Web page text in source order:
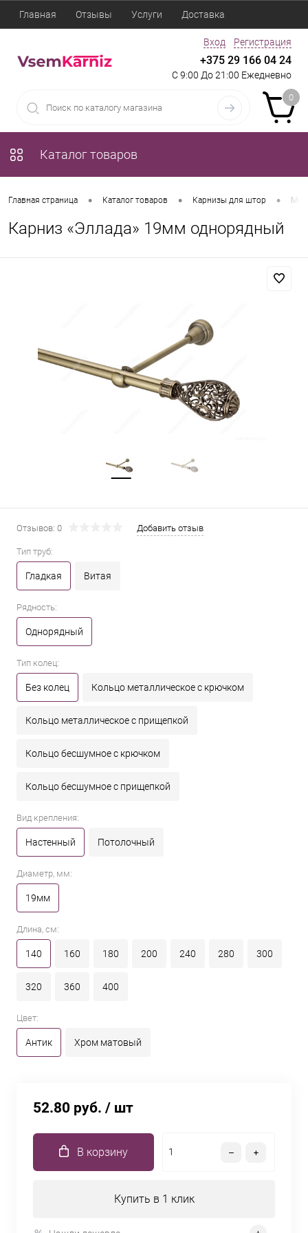
Главная Отзывы Услуги Доставка
Вход Регистрация
+375 29 166 04 24
С 9:00 До 21:00 Ежедневно
0
Каталог товаров
Главная страница • Каталог товаров • Карнизы для штор •
Карниз «Эллада» 19мм однорядный
Отзывов: 0 Добавить отзыв
Тип труб:
Гладкая Витая
Рядность:
Однорядный
Тип колец:
Без колец Кольцо металлическое с крючком
Кольцо металлическое с прищепкой
Кольцо бесшумное с крючком
Кольцо бесшумное с прищепкой
Вид крепления:
Настенный Потолочный
Диаметр, мм:
19мм
Длина, см:
140 160 180 200 240 280 300
320 360 400
Цвет:
Антик Хром матовый
52.80 руб. / шт
В корзину
Купить в 1 клик